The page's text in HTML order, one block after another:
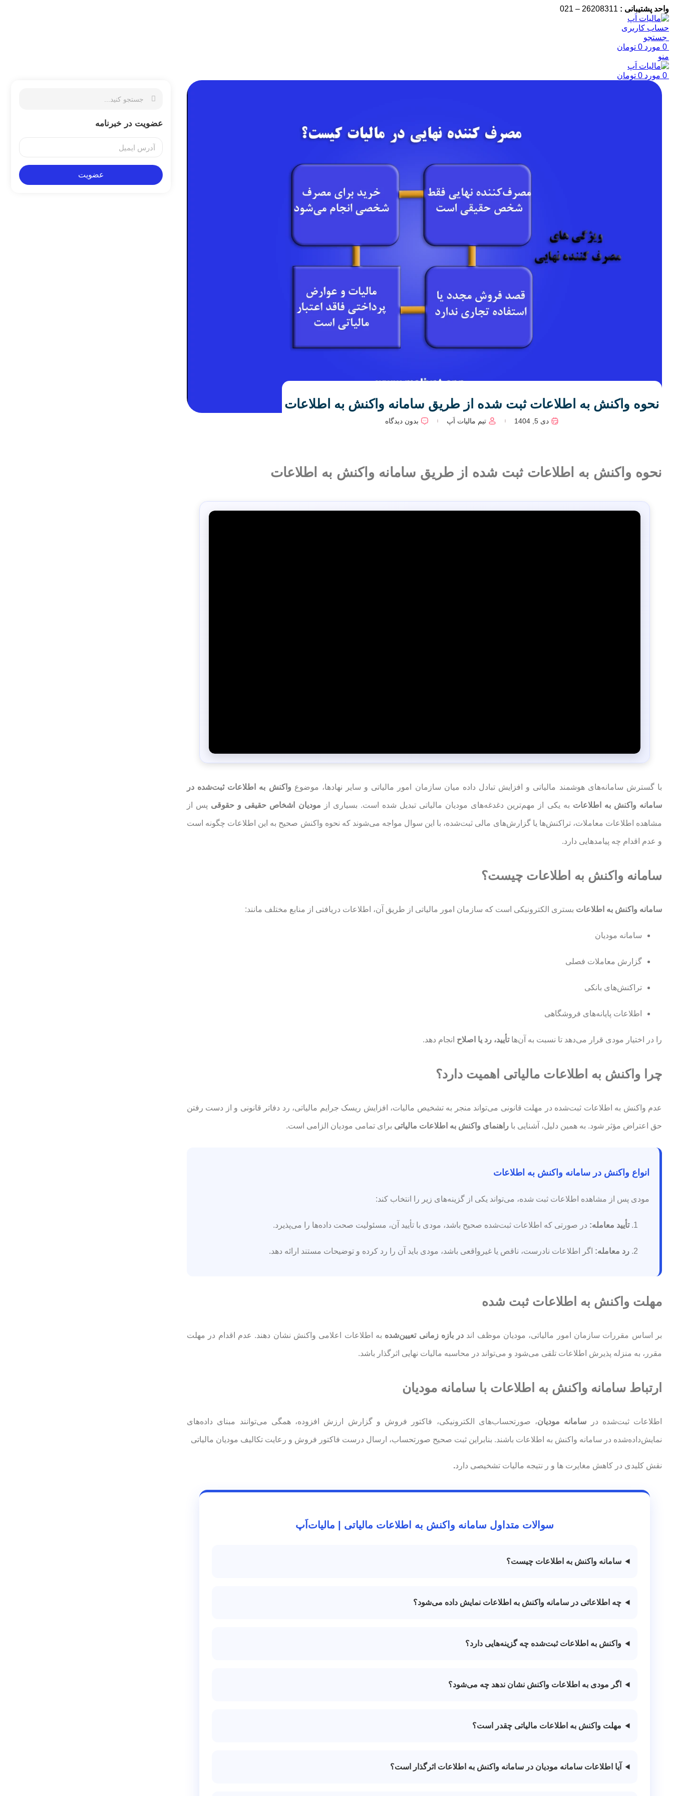
واحد پشتیبانی :
حساب کاربری
جستجو
0 مورد 0 تومان
منو
0 مورد 0 تومان
نحوه واکنش به اطلاعات ثبت شده از طریق سامانه واکنش به اطلاعات
دی 5, 1404 تیم مالیات اَپ بدون دیدگاه
نحوه واکنش به اطلاعات ثبت شده از طریق سامانه واکنش به اطلاعات
با گسترش سامانه‌های هوشمند مالیاتی و افزایش تبادل داده میان سازمان امور مالیاتی و سایر نهادها، موضوع واکنش به اطلاعات ثبت‌شده در
سامانه واکنش به اطلاعات به یکی از مهم‌ترین دغدغه‌های مودیان مالیاتی تبدیل شده است. بسیاری از مودیان اشخاص حقیقی و حقوقی پس از
مشاهده اطلاعات معاملات، تراکنش‌ها یا گزارش‌های مالی ثبت‌شده، با این سوال مواجه می‌شوند که نحوه واکنش صحیح به این اطلاعات چگونه است
و عدم اقدام چه پیامدهایی دارد.
سامانه واکنش به اطلاعات چیست؟
سامانه واکنش به اطلاعات بستری الکترونیکی است که سازمان امور مالیاتی از طریق آن، اطلاعات دریافتی از منابع مختلف مانند:
سامانه مودیان
گزارش معاملات فصلی
تراکنش‌های بانکی
اطلاعات پایانه‌های فروشگاهی
را در اختیار مودی قرار می‌دهد تا نسبت به آن‌هاتأیید، رد یا اصلاح انجام دهد.
چرا واکنش به اطلاعات مالیاتی اهمیت دارد؟
عدم واکنش به اطلاعات ثبت‌شده در مهلت قانونی می‌تواند منجر به تشخیص مالیات، افزایش ریسک جرایم مالیاتی، رد دفاتر قانونی و از دست رفتن
حق اعتراض مؤثر شود. به همین دلیل، آشنایی با راهنمای واکنش به اطلاعات مالیاتی برای تمامی مودیان الزامی است.
انواع واکنش در سامانه واکنش به اطلاعات
مودی پس از مشاهده اطلاعات ثبت شده، می‌تواند یکی از گزینه‌های زیر را انتخاب کند:
تأیید معامله: در صورتی که اطلاعات ثبت‌شده صحیح باشد، مودی با تأیید آن، مسئولیت صحت داده‌ها را می‌پذیرد.
رد معامله: اگر اطلاعات نادرست، ناقص یا غیرواقعی باشد، مودی باید آن را رد کرده و توضیحات مستند ارائه دهد.
مهلت واکنش به اطلاعات ثبت شده
بر اساس مقررات سازمان امور مالیاتی، مودیان موظف اند در بازه زمانی تعیین‌شده به اطلاعات اعلامی واکنش نشان دهند. عدم اقدام در مهلت
مقرر، به منزله پذیرش اطلاعات تلقی می‌شود و می‌تواند در محاسبه مالیات نهایی اثرگذار باشد.
ارتباط سامانه واکنش به اطلاعات با سامانه مودیان
اطلاعات ثبت‌شده در سامانه مودیان، صورتحساب‌های الکترونیکی، فاکتور فروش و گزارش ارزش افزوده، همگی می‌توانند مبنای داده‌های
نمایش‌داده‌شده در سامانه واکنش به اطلاعات باشند. بنابراین ثبت صحیح صورتحساب، ارسال درست فاکتور فروش و رعایت تکالیف مودیان مالیاتی
نقش کلیدی در کاهش مغایرت ها و ر نتیجه مالیات تشخیصی دارد.
سوالات متداول سامانه واکنش به اطلاعات مالیاتی | مالیات‌اَپ
سامانه واکنش به اطلاعات چیست؟
چه اطلاعاتی در سامانه واکنش به اطلاعات نمایش داده می‌شود؟
واکنش به اطلاعات ثبت‌شده چه گزینه‌هایی دارد؟
اگر مودی به اطلاعات واکنش نشان ندهد چه می‌شود؟
مهلت واکنش به اطلاعات مالیاتی چقدر است؟
آیا اطلاعات سامانه مودیان در سامانه واکنش به اطلاعات اثرگذار است؟
عضویت در خبرنامه
عضویت